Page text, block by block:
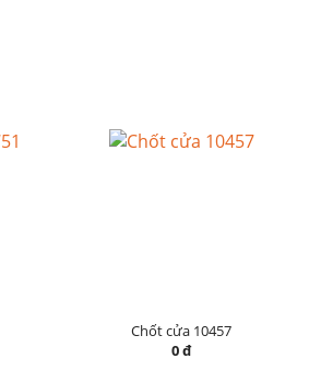
Chốt cửa 10457
0 đ